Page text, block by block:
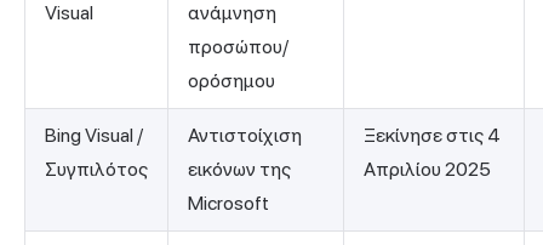
Visual
ανάμνηση
προσώπου/
ορόσημου
Bing Visual /
Συγπιλότος
Αντιστοίχιση
εικόνων της
Microsoft
Ξεκίνησε στις 4
Απριλίου 2025